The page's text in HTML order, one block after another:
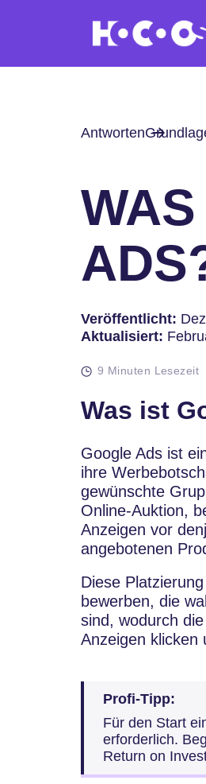
Antworten
Veröffentlicht:
Aktualisiert:
9 Minuten Lesezeit
Was ist
Google Ads ist
ihre
gewünschte
Online-Auktion,
Anzeigen vor
angebotenen
Diese
bewerben, die
sind, wodurch
Anzeigen klicken
Profi-Tipp:
Für den Start
erforderlich.
Return on